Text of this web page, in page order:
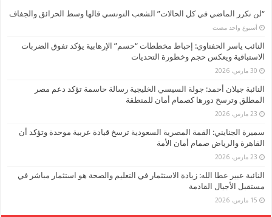
“لن نكرر الماضي في كل الحالات” الشعب التونسي قالها وسط الحرائق والجفاف
‏أسبوع واحد مضت
النائب ياسر الحفناوي: إحباط مخططات “حسم” الإرهابية يؤكد تفوق الضربات
الاستباقية ويعكس حجم وخطورة التحديات
30 مارس، 2026
النائبة جيلان أحمد: جولة السيسي الخليجية رسالة حاسمة تؤكد دعم مصر
المطلق وترسخ دورها كصمام أمان للمنطقة
23 مارس، 2026
سميرة الجنايني: القمة المصرية السعودية ترسخ قيادة عربية موحدة وتؤكد أن
القاهرة والرياض صمام أمان الأمة
23 مارس، 2026
النائبة عبير عطا الله: زيادة الاستثمار في التعليم والصحة هو استثمار مباشر في
مستقبل الأجيال القادمة
15 مارس، 2026